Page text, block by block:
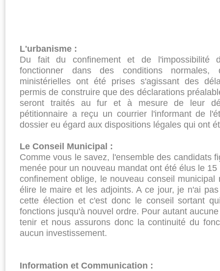
L'urbanisme :
Du fait du confinement et de l'impossibilité
fonctionner dans des conditions normales,
ministérielles ont été prises s'agissant des
permis de construire que des déclarations
seront traités au fur et à mesure de leur
pétitionnaire a reçu un courrier l'informant de
dossier eu égard aux dispositions légales qui ont
Le Conseil Municipal :
Comme vous le savez, l'ensemble des candidats
menée pour un nouveau mandat ont été élus le
confinement oblige, le nouveau conseil
élire le maire et les adjoints. A ce jour, je n'ai
cette élection et c'est donc le conseil sortant
fonctions jusqu'à nouvel ordre. Pour autant
tenir et nous assurons donc la continuité du
aucun investissement.
Information et Communication :